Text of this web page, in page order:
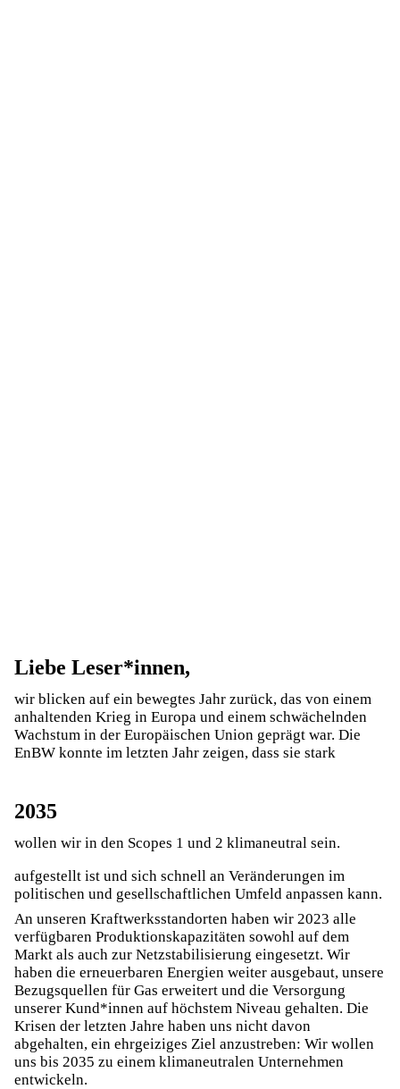
2035
wollen wir in den Scopes 1 und 2 klimaneutral sein.
Liebe Leser*innen,
wir blicken auf ein bewegtes Jahr zurück, das von einem
anhaltenden Krieg in Europa und einem schwächelnden
Wachstum in der Europäischen Union geprägt war. Die
EnBW konnte im letzten Jahr zeigen, dass sie stark
aufgestellt ist und sich schnell an Veränderungen im
politischen und gesellschaftlichen Umfeld anpassen kann.
An unseren Kraftwerksstandorten haben wir 2023 alle
verfügbaren Produktionskapazitäten sowohl auf dem
Markt als auch zur Netzstabilisierung eingesetzt. Wir
haben die erneuerbaren Energien weiter ausgebaut, unsere
Bezugsquellen für Gas erweitert und die Versorgung
unserer Kund*innen auf höchstem Niveau gehalten. Die
Krisen der letzten Jahre haben uns nicht davon
abgehalten, ein ehrgeiziges Ziel anzustreben: Wir wollen
uns bis 2035 zu einem klimaneutralen Unternehmen
entwickeln.